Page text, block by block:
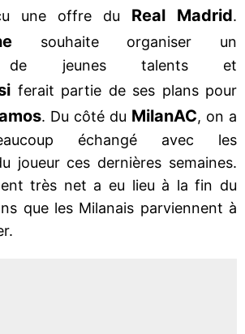
une offre du Real Madrid.
souhaite organiser un
de jeunes talents et
ferait partie de ses plans pour
. Du côté du MilanAC, on a
échangé avec les
joueur ces dernières semaines.
très net a eu lieu à la fin du
que les Milanais parviennent à